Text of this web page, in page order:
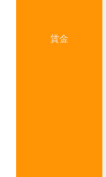
賃金